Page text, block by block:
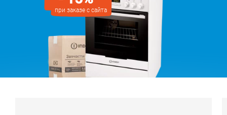
при заказе с сайта